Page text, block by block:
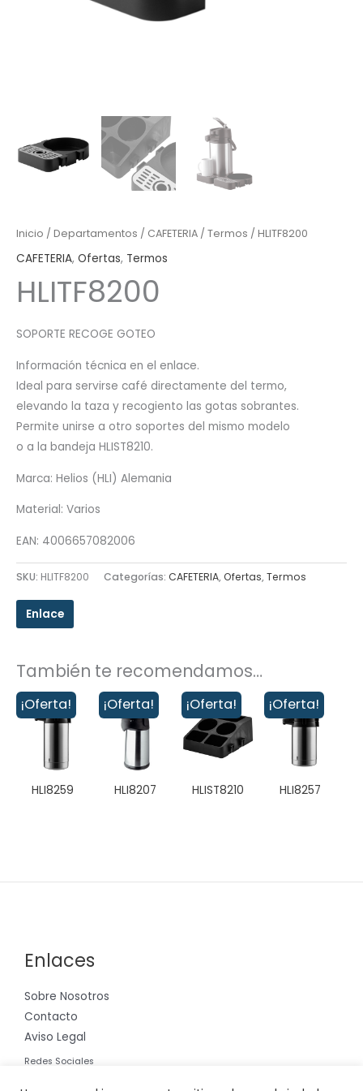
Inicio / Departamentos / CAFETERIA / Termos / HLITF8200
CAFETERIA, Ofertas, Termos
HLITF8200
SOPORTE RECOGE GOTEO
Información técnica en el enlace.
Ideal para servirse café directamente del termo,
elevando la taza y recogiento las gotas sobrantes.
Permite unirse a otro soportes del mismo modelo
o a la bandeja HLIST8210.
Marca: Helios (HLI) Alemania
Material: Varios
EAN: 4006657082006
SKU: HLITF8200 Categorías: CAFETERIA,Ofertas,Termos
Enlace
También te recomendamos…
¡Oferta!
HLI8259
¡Oferta!
HLI8207
¡Oferta!
HLIST8210
¡Oferta!
HLI8257
Enlaces
Sobre Nosotros
Contacto
Aviso Legal
Redes Sociales